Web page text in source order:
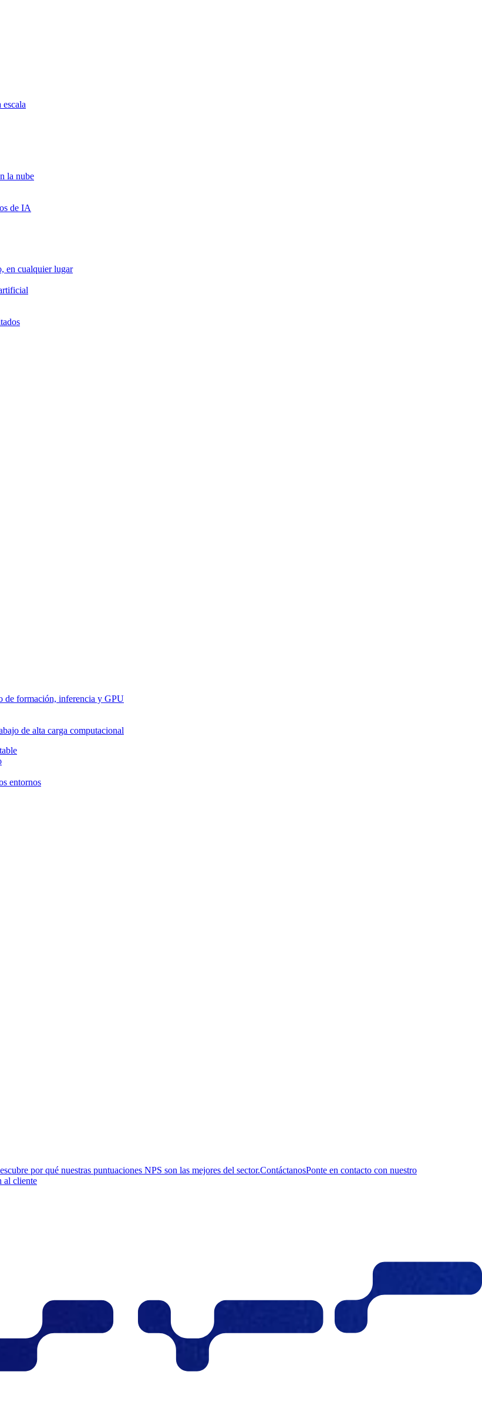
la nube
de IA
en cualquier lugar
de formación, inferencia y GPU
de alta carga computacional
entornos
por qué nuestras puntuaciones NPS son las mejores del sector.ContáctanosPonte en contacto con nuestro
al cliente